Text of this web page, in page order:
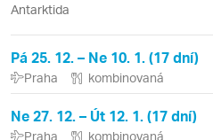
Antarktida
Pá 25. 12. – Ne 10. 1. (17 dní)
Praha kombinovaná
Ne 27. 12. – Út 12. 1. (17 dní)
Praha kombinovaná